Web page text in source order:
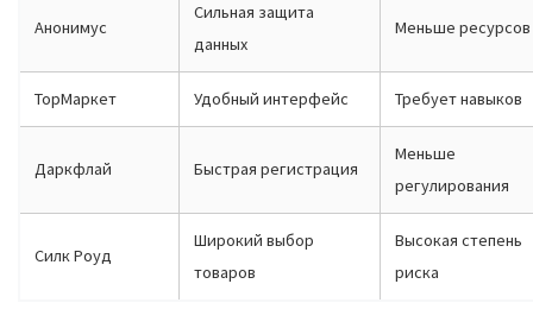
Анонимус
Сильная защита
данных
Меньше ресурсов
ТорМаркет Удобный интерфейс Требует навыков
Даркфлай Быстрая регистрация
Меньше
регулирования
Силк Роуд
Широкий выбор
товаров
Высокая степень
риска